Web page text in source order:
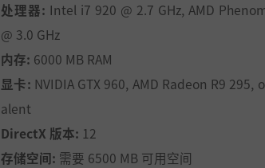
处理器: Intel i7 920 @ 2.7 GHz, AMD
@ 3.0 GHz
内存: 6000 MB RAM
显卡: NVIDIA GTX 960, AMD Radeon R9 295,
alent
DirectX 版本: 12
存储空间: 需要 6500 MB 可用空间